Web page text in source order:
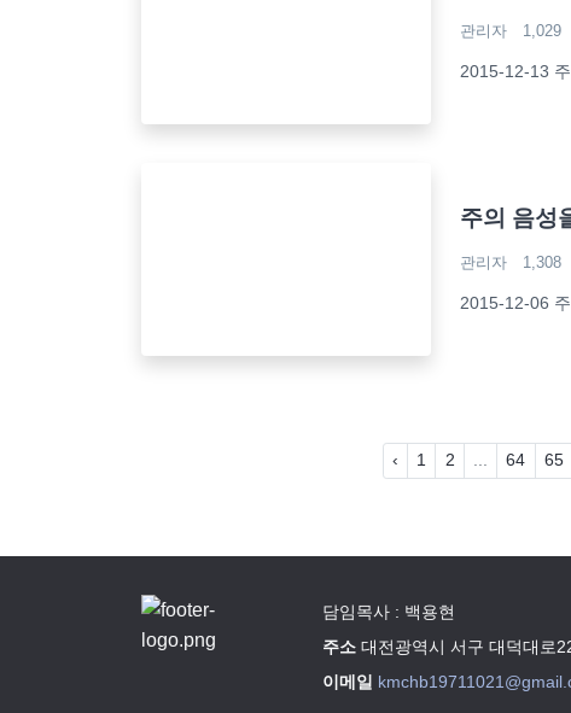
관리자 1,029
2015-12-13
주의 음성
관리자 1,308
2015-12-06
‹ 1 2 ... 64 65
담임목사 : 백용현
주소대전광역시 서구 대덕대로
이메일